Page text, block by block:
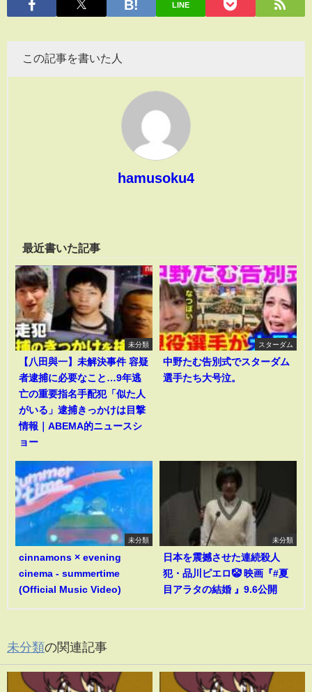
LINE
この記事を書いた人
hamusoku4
最近書いた記事
未分類
【八田與一】未解決事件 容疑
者逮捕に必要なこと…9年逃
亡の重要指名手配犯「似た人
がいる」逮捕きっかけは目撃
情報｜ABEMA的ニュースシ
ョー
スターダム
中野たむ告別式でスターダム
選手たち大号泣。
未分類
cinnamons × evening
cinema - summertime
(Official Music Video)
未分類
日本を震撼させた連続殺人
犯・品川ピエロ🤡 映画『#夏
目アラタの結婚 』9.6公開
未分類の関連記事